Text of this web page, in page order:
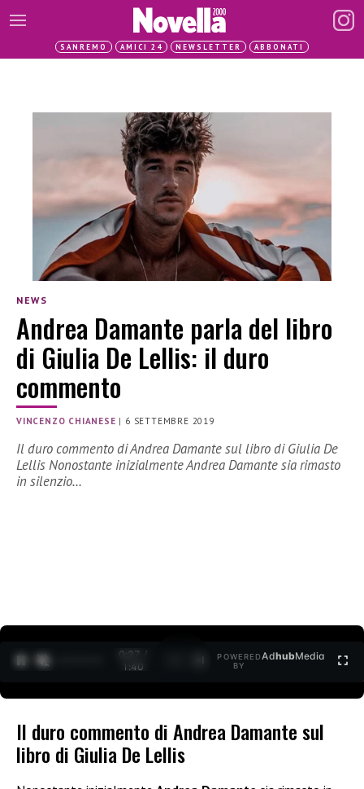
SANREMO AMICI 24 NEWSLETTER ABBONATI
NEWS
Andrea Damante parla del libro
di Giulia De Lellis: il duro
commento
VINCENZO CHIANESE | 6 SETTEMBRE 2019
Il duro commento di Andrea Damante sul libro di Giulia De
Lellis Nonostante inizialmente Andrea Damante sia rimasto
in silenzio…
0:28 /
1:40
POWERED
BY
AdhubMedia
Il duro commento di Andrea Damante sul
libro di Giulia De Lellis